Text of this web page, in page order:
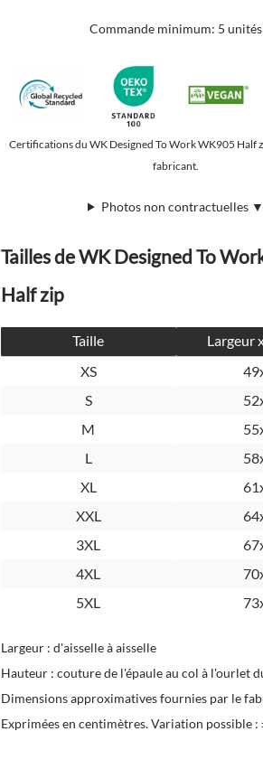
Commande minimum: 5 unités
Certifications du WK Designed To Work WK905 Half
fabricant.
Photos non contractuelles ▼
Tailles de WK Designed To
Half zip
Taille
Largeur
XS
S
M
L
XL
XXL
3XL
4XL
5XL
Largeur : d'aisselle à aisselle
Hauteur : couture de l'épaule au col à l'ourlet
Dimensions approximatives fournies par le
Exprimées en centimètres. Variation possible :